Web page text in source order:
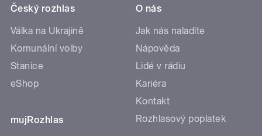
Český rozhlas
Válka na Ukrajině
Komunální volby
Stanice
eShop
mujRozhlas
O nás
Jak nás naladíte
Nápověda
Lidé v rádiu
Kariéra
Kontakt
Rozhlasový poplatek